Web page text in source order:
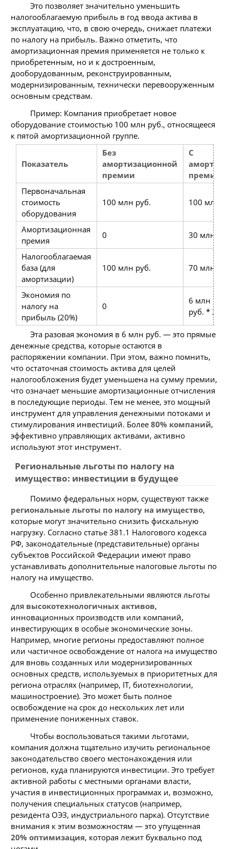
Это позволяет значительно уменьшить
налогооблагаемую прибыль в год ввода актива в
эксплуатацию, что, в свою очередь, снижает платежи
по налогу на прибыль. Важно отметить, что
амортизационная премия применяется не только к
приобретенным, но и к достроенным,
дооборудованным, реконструированным,
модернизированным, технически перевооруженным
основным средствам.
Пример: Компания приобретает новое
оборудование стоимостью 100 млн руб., относящееся
к пятой амортизационной группе.
Показатель
Без
амортизационной
премии
С
премией
Первоначальная
стоимость
оборудования
100 млн руб. 100 млн
Амортизационная
премия
0 30 млн
Налогооблагаемая
база (для
амортизации)
100 млн руб. 70 млн
Экономия по
налогу на
прибыль (20%)
0
6 млн
руб. * 20%)
Эта разовая экономия в 6 млн руб. — это прямые
денежные средства, которые остаются в
распоряжении компании. При этом, важно помнить,
что остаточная стоимость актива для целей
налогообложения будет уменьшена на сумму премии,
что означает меньшие амортизационные отчисления
в последующие периоды. Тем не менее, это мощный
инструмент для управления денежными потоками и
стимулирования инвестиций. Более 80% компаний,
эффективно управляющих активами, активно
используют этот инструмент.
Региональные льготы по налогу на
имущество: инвестиции в будущее
Помимо федеральных норм, существуют также
региональные льготы по налогу на имущество,
которые могут значительно снизить фискальную
нагрузку. Согласно статье 381.1 Налогового кодекса
РФ, законодательные (представительные) органы
субъектов Российской Федерации имеют право
устанавливать дополнительные налоговые льготы по
налогу на имущество.
Особенно привлекательными являются льготы
для высокотехнологичных активов,
инновационных производств или компаний,
инвестирующих в особые экономические зоны.
Например, многие регионы предоставляют полное
или частичное освобождение от налога на имущество
для вновь созданных или модернизированных
основных средств, используемых в приоритетных для
региона отраслях (например, IT, биотехнологии,
машиностроение). Это может быть полное
освобождение на срок до нескольких лет или
применение пониженных ставок.
Чтобы воспользоваться такими льготами,
компания должна тщательно изучить региональное
законодательство своего местонахождения или
регионов, куда планируются инвестиции. Это требует
активной работы с местными органами власти,
участия в инвестиционных программах и, возможно,
получения специальных статусов (например,
резидента ОЭЗ, индустриального парка). Отсутствие
внимания к этим возможностям — это упущенная
20% оптимизация, которая лежит буквально под